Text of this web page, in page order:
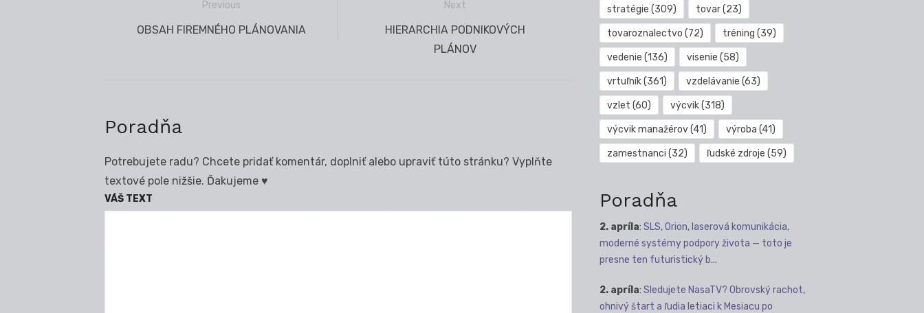
Navigácia
Previous
Previous
OBSAH FIREMNÉHO PLÁNOVANIA
Next
NextHIERARCHIA PODNIKOVÝCH
PLÁNOV
Poradňa
Potrebujete radu? Chcete pridať komentár, doplniť alebo upraviť túto stránku? Vyplňte
textové pole nižšie. Ďakujeme ♥
VÁŠ TEXT
stratégie (309) tovar(23)
tovaroznalectvo (72) tréning (39)
vedenie (136) visenie (58)
vrtuľník(361) vzdelávanie (63)
vzlet (60) výcvik(318)
výcvik manažérov(41) výroba (41)
zamestnanci (32) ľudské zdroje (59)
Poradňa
2. apríla: SLS, Orion, laserová komunikácia,
moderné systémy podpory života — toto je
presne ten futuristický b...
2. apríla: Sledujete NasaTV? Obrovský rachot,
ohnivý štart a ľudia letiaci k Mesiacu po